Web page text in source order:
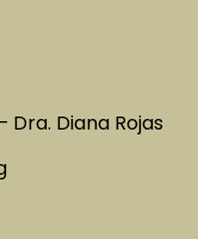
Diana Rojas